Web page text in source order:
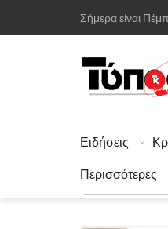
Σήμερα είναι
Ειδήσεις
Περισσότερες